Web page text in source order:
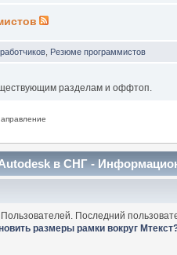
Резюме программистов
разделам и оффтоп.
в СНГ -
Последний
размеры рамки вокруг